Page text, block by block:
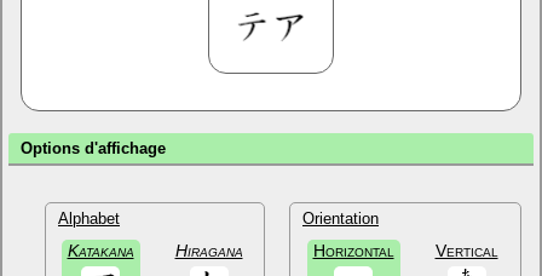
Options d'affichage
Alphabet
Katakana Hiragana
Orientation
Horizontal Vertical